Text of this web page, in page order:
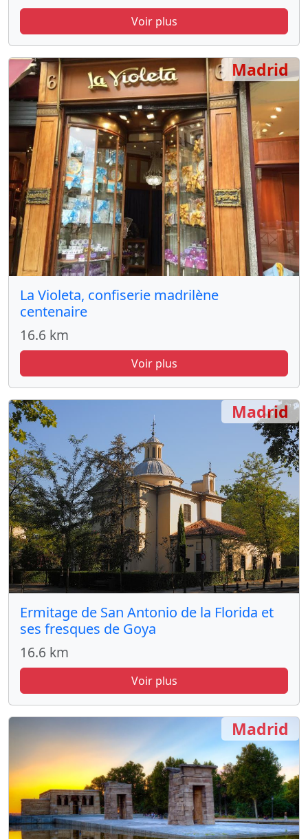
Voir plus
La Violeta, confiserie madrilène
centenaire
16.6 km
Voir plus
Madrid
Ermitage de San Antonio de la Florida et
ses fresques de Goya
16.6 km
Voir plus
Madrid
Madrid